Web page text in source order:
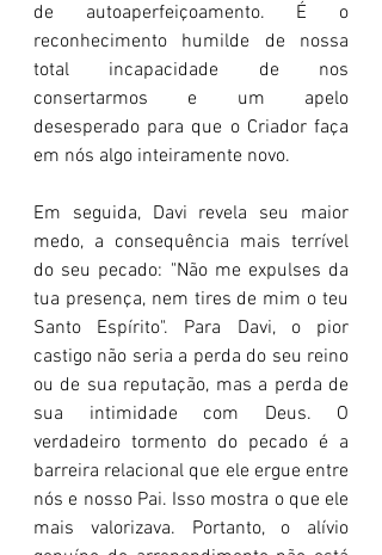
de autoaperfeiçoamento. É o
reconhecimento humilde de nossa
total incapacidade de nos
consertarmos e um apelo
desesperado para que o Criador faça
em nós algo inteiramente novo.
Em seguida, Davi revela seu maior
medo, a consequência mais terrível
do seu pecado: "Não me expulses da
tua presença, nem tires de mim o teu
Santo Espírito". Para Davi, o pior
castigo não seria a perda do seu reino
ou de sua reputação, mas a perda de
sua intimidade com Deus. O
verdadeiro tormento do pecado é a
barreira relacional que ele ergue entre
nós e nosso Pai. Isso mostra o que ele
mais valorizava. Portanto, o alívio